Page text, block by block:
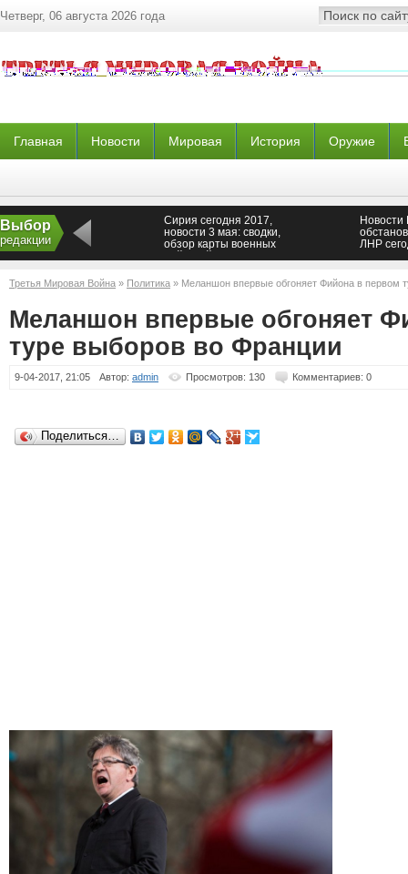
Четверг, 06 августа 2026 года
Главная Новости Мировая История Оружие
Выбор
редакции
Сирия сегодня 2017,
новости 3 мая: сводки,
обзор карты военных
Новости
ЛНР
Донецка
Третья Мировая Война » Политика » Меланшон впервые обгоняет Фийона в первом
Меланшон впервые обгоняет
туре выборов во Франции
9-04-2017, 21:05 Автор: admin Просмотров: 130 Комментариев: 0
Поделиться…